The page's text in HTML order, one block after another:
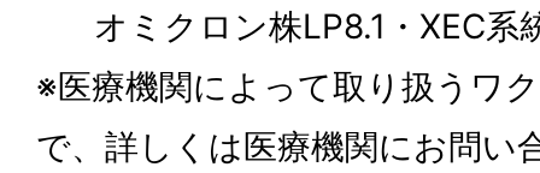
オミクロン株LP8.1・XEC系
※医療機関によって取り扱うワ
で、詳しくは医療機関にお問い